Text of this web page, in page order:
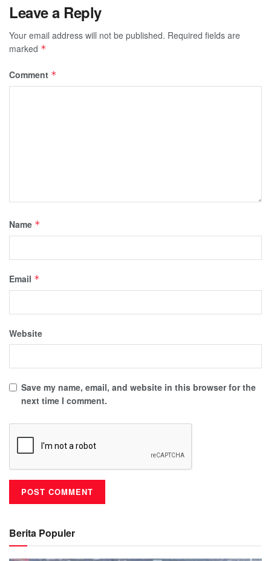
Leave a Reply
Your email address will not be published. Required fields are
marked *
Comment *
Name *
Email *
Website
Save my name, email, and website in this browser for the
next time I comment.
Berita Populer